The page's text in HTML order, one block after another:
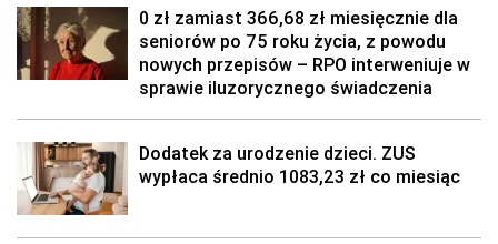
0 zł zamiast 366,68 zł miesięcznie dla
seniorów po 75 roku życia, z powodu
nowych przepisów – RPO interweniuje w
sprawie iluzorycznego świadczenia
Dodatek za urodzenie dzieci. ZUS
wypłaca średnio 1083,23 zł co miesiąc